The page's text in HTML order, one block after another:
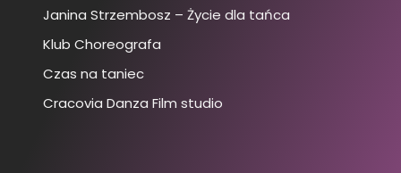
Janina Strzembosz – Życie dla tańca
Klub Choreografa
Czas na taniec
Cracovia Danza Film studio